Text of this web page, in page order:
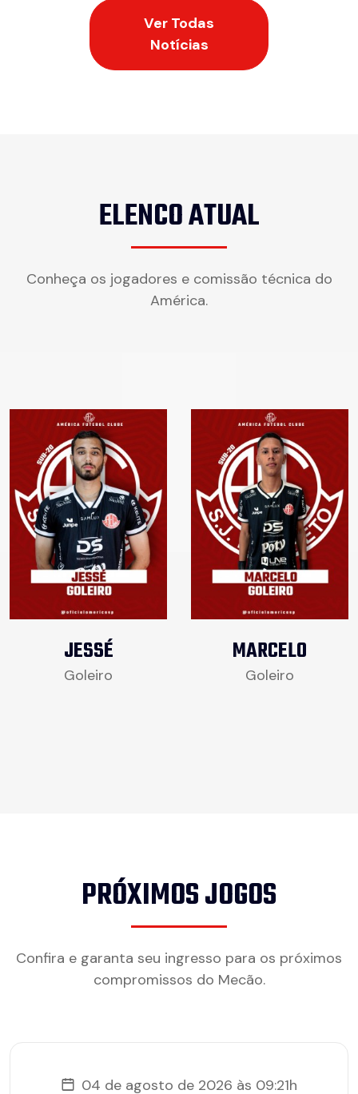
Ver Todas
Notícias
ELENCO ATUAL
Conheça os jogadores e comissão técnica do
América.
JESSÉ
Goleiro
MARCELO
Goleiro
PRÓXIMOS JOGOS
Confira e garanta seu ingresso para os próximos
compromissos do Mecão.
04 de agosto de 2026 às 09:21h